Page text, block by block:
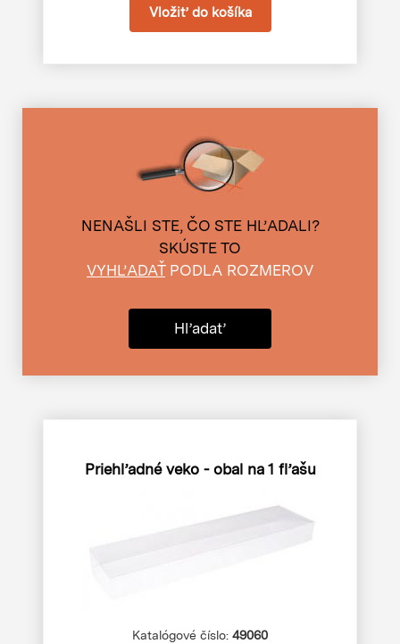
NENAŠLI STE, ČO STE HĽADALI?
SKÚSTE TO
VYHĽADAŤPODLA ROZMEROV
Hľadať
Priehľadné veko - obal na 1 fľašu
Katalógové číslo: 49060